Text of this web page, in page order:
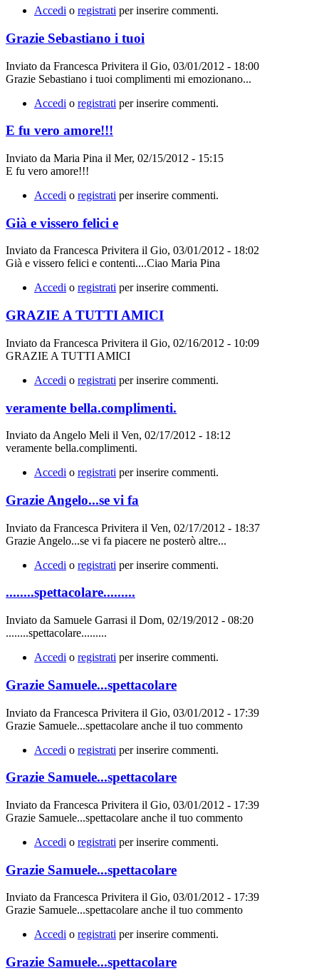
Accedi o registrati per inserire commenti.
Grazie Sebastiano i tuoi
Inviato da Francesca Privitera il Gio, 03/01/2012 - 18:00
Grazie Sebastiano i tuoi complimenti mi emozionano...
Accedi o registrati per inserire commenti.
E fu vero amore!!!
Inviato da Maria Pina il Mer, 02/15/2012 - 15:15
E fu vero amore!!!
Accedi o registrati per inserire commenti.
Già e vissero felici e
Inviato da Francesca Privitera il Gio, 03/01/2012 - 18:02
Già e vissero felici e contenti....Ciao Maria Pina
Accedi o registrati per inserire commenti.
GRAZIE A TUTTI AMICI
Inviato da Francesca Privitera il Gio, 02/16/2012 - 10:09
GRAZIE A TUTTI AMICI
Accedi o registrati per inserire commenti.
veramente bella.complimenti.
Inviato da Angelo Meli il Ven, 02/17/2012 - 18:12
veramente bella.complimenti.
Accedi o registrati per inserire commenti.
Grazie Angelo...se vi fa
Inviato da Francesca Privitera il Ven, 02/17/2012 - 18:37
Grazie Angelo...se vi fa piacere ne posterò altre...
Accedi o registrati per inserire commenti.
........spettacolare.........
Inviato da Samuele Garrasi il Dom, 02/19/2012 - 08:20
........spettacolare.........
Accedi o registrati per inserire commenti.
Grazie Samuele...spettacolare
Inviato da Francesca Privitera il Gio, 03/01/2012 - 17:39
Grazie Samuele...spettacolare anche il tuo commento
Accedi o registrati per inserire commenti.
Grazie Samuele...spettacolare
Inviato da Francesca Privitera il Gio, 03/01/2012 - 17:39
Grazie Samuele...spettacolare anche il tuo commento
Accedi o registrati per inserire commenti.
Grazie Samuele...spettacolare
Inviato da Francesca Privitera il Gio, 03/01/2012 - 17:39
Grazie Samuele...spettacolare anche il tuo commento
Accedi o registrati per inserire commenti.
Grazie Samuele...spettacolare